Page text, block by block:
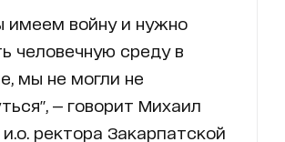
имеем войну и нужно
человечную среду в
мы не могли не
— говорит Михаил
ректора Закарпатской